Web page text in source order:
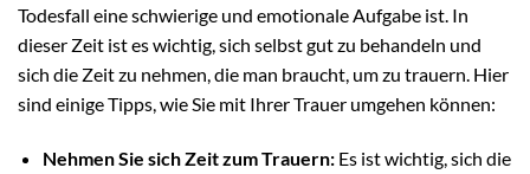
Todesfall eine schwierige und emotionale Aufgabe ist. In
dieser Zeit ist es wichtig, sich selbst gut zu behandeln und
sich die Zeit zu nehmen, die man braucht, um zu trauern. Hier
sind einige Tipps, wie Sie mit Ihrer Trauer umgehen können:
Nehmen Sie sich Zeit zum Trauern:Es ist wichtig, sich die